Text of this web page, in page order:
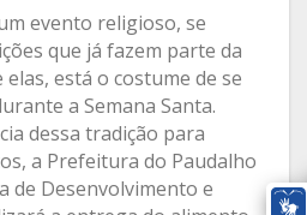
evento religioso, se
que já fazem parte da
está o costume de se
a Semana Santa.
dessa tradição para
a Prefeitura do Paudalho
de Desenvolvimento e